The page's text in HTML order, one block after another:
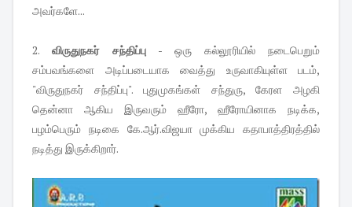
அவர்களே...
2. விருதுநகர் சந்திப்பு - ஒரு கல்லூரியில் நடைபெறும்
சம்பவங்களை அடிப்படையாக வைத்து உருவாகியுள்ள படம்,
"விருதுநகர் சந்திப்பு". புதுமுகங்கள் சந்துரு, கேரள அழகி
தென்னா ஆகிய இருவரும் ஹீரோ, ஹீரோயினாக நடிக்க,
பழம்பெரும் நடிகை கே.ஆர்.விஜயா முக்கிய கதாபாத்திரத்தில்
நடித்து இருக்கிறார்.